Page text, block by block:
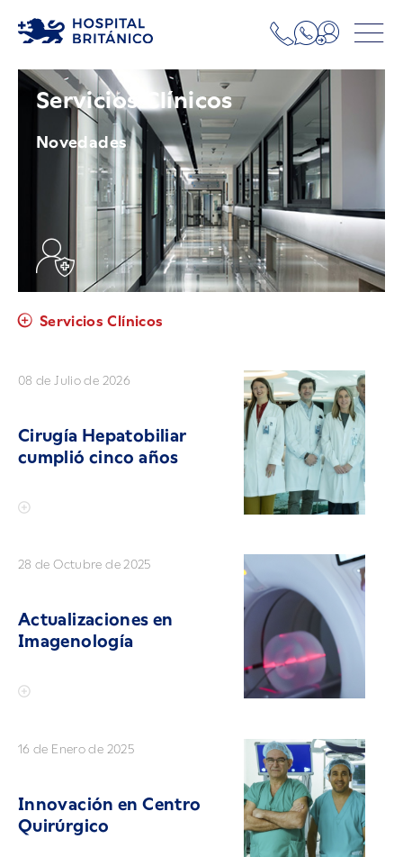
Servicios Clínicos
Novedades
Servicios Clínicos
08 de Julio de 2026
Cirugía Hepatobiliar
cumplió cinco años
28 de Octubre de 2025
Actualizaciones en
Imagenología
16 de Enero de 2025
Innovación en Centro
Quirúrgico